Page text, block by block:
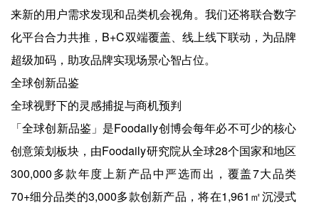
来新的用户需求发现和品类机会视角。我们还将联合数字
化平台合力共推，B+C双端覆盖、线上线下联动，为品牌
超级加码，助攻品牌实现场景心智占位。
全球创新品鉴
全球视野下的灵感捕捉与商机预判
「全球创新品鉴」是Foodaily创博会每年必不可少的核心
创意策划板块，由Foodaily研究院从全球28个国家和地区
300,000多款年度上新产品中严选而出，覆盖7大品类
70+细分品类的3,000多款创新产品，将在1,961㎡沉浸式